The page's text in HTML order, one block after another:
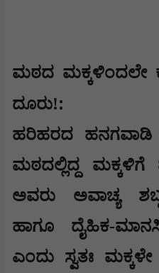
ಮಠದ ಮಕ್ಕಳಿಂದಲೇ
ದೂರು!:
ಹರಿಹರದ
ಮಠದಲ್ಲಿದ್ದ ಮಕ್ಕಳಿಗೆ
ಅವರು ಅವಾಚ್ಯ
ಹಾಗೂ ದೈಹಿಕ-
ಎಂದು ಸ್ವತಃ